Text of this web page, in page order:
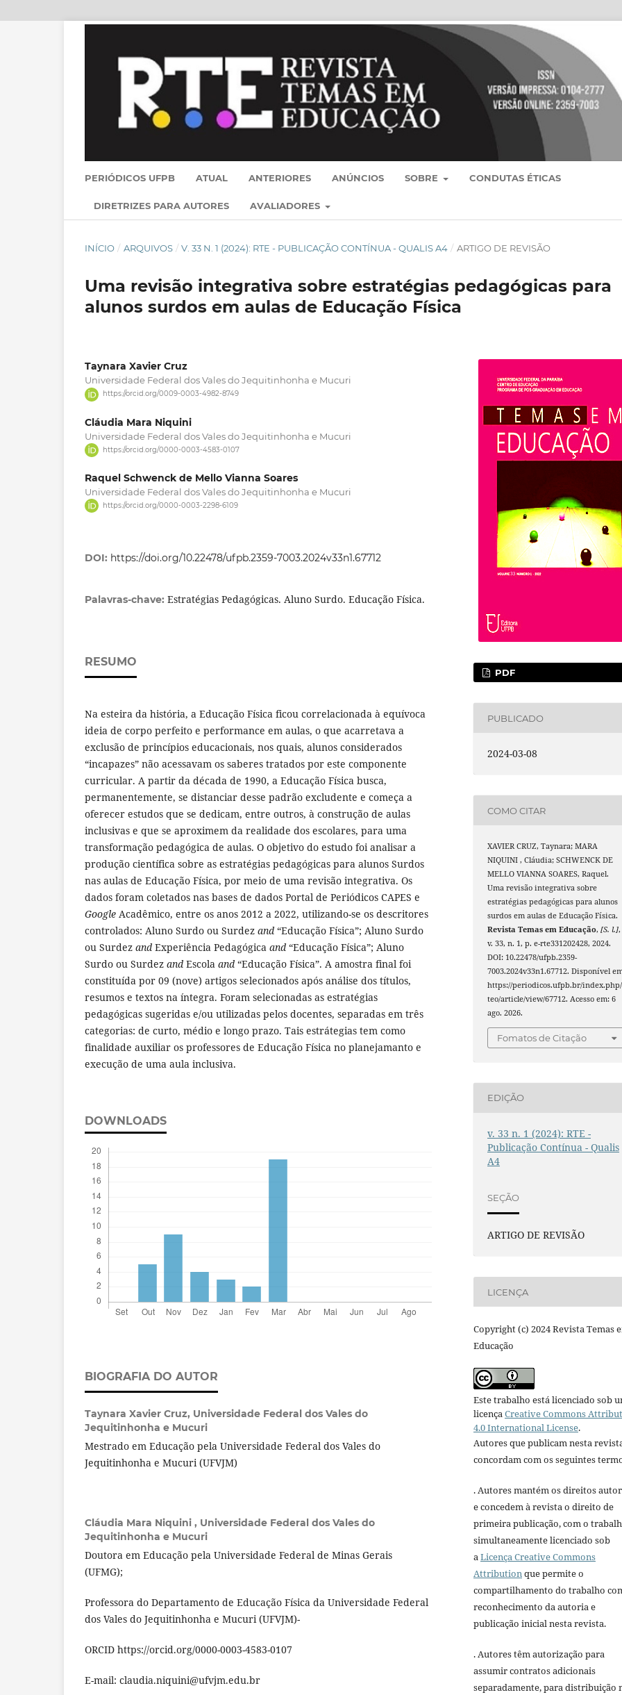
PERIÓDICOS UFPB ATUAL ANTERIORES ANÚNCIOS SOBRE CONDUTAS ÉTICAS
DIRETRIZES PARA AUTORES AVALIADORES
INÍCIO / ARQUIVOS / V. 33 N. 1 (2024): RTE - PUBLICAÇÃO CONTÍNUA - QUALIS A4 / ARTIGO DE REVISÃO
Uma revisão integrativa sobre estratégias pedagógicas para
alunos surdos em aulas de Educação Física
Taynara Xavier Cruz
Universidade Federal dos Vales do Jequitinhonha e Mucuri
https://orcid.org/0009-0003-4982-8749
Cláudia Mara Niquini
Universidade Federal dos Vales do Jequitinhonha e Mucuri
https://orcid.org/0000-0003-4583-0107
Raquel Schwenck de Mello Vianna Soares
Universidade Federal dos Vales do Jequitinhonha e Mucuri
https://orcid.org/0000-0003-2298-6109
DOI: https://doi.org/10.22478/ufpb.2359-7003.2024v33n1.67712
Palavras-chave: Estratégias Pedagógicas. Aluno Surdo. Educação Física.
RESUMO
Na esteira da história, a Educação Física ficou correlacionada à equívoca
ideia de corpo perfeito e performance em aulas, o que acarretava a
exclusão de princípios educacionais, nos quais, alunos considerados
“incapazes” não acessavam os saberes tratados por este componente
curricular. A partir da década de 1990, a Educação Física busca,
permanentemente, se distanciar desse padrão excludente e começa a
oferecer estudos que se dedicam, entre outros, à construção de aulas
inclusivas e que se aproximem da realidade dos escolares, para uma
transformação pedagógica de aulas. O objetivo do estudo foi analisar a
produção científica sobre as estratégias pedagógicas para alunos Surdos
nas aulas de Educação Física, por meio de uma revisão integrativa. Os
dados foram coletados nas bases de dados Portal de Periódicos CAPES e
Google Acadêmico, entre os anos 2012 a 2022, utilizando-se os descritores
controlados: Aluno Surdo ou Surdez and “Educação Física”; Aluno Surdo
ou Surdez and Experiência Pedagógica and “Educação Física”; Aluno
Surdo ou Surdez and Escola and “Educação Física”. A amostra final foi
constituída por 09 (nove) artigos selecionados após análise dos títulos,
resumos e textos na íntegra. Foram selecionadas as estratégias
pedagógicas sugeridas e/ou utilizadas pelos docentes, separadas em três
categorias: de curto, médio e longo prazo. Tais estrátegias tem como
finalidade auxiliar os professores de Educação Física no planejamanto e
execução de uma aula inclusiva.
DOWNLOADS
BIOGRAFIA DO AUTOR
Taynara Xavier Cruz, Universidade Federal dos Vales do
Jequitinhonha e Mucuri
Mestrado em Educação pela Universidade Federal dos Vales do
Jequitinhonha e Mucuri (UFVJM)
Cláudia Mara Niquini , Universidade Federal dos Vales do
Jequitinhonha e Mucuri
Doutora em Educação pela Universidade Federal de Minas Gerais
(UFMG);
Professora do Departamento de Educação Física da Universidade Federal
dos Vales do Jequitinhonha e Mucuri (UFVJM)-
ORCID https://orcid.org/0000-0003-4583-0107
E-mail: claudia.niquini@ufvjm.edu.br
PDF
PUBLICADO
2024-03-08
COMO CITAR
XAVIER CRUZ, Taynara; MARA
NIQUINI , Cláudia; SCHWENCK DE
MELLO VIANNA SOARES, Raquel.
Uma revisão integrativa sobre
estratégias pedagógicas para alunos
surdos em aulas de Educação Física.
Revista Temas em Educação,[S. l.],
v. 33, n. 1, p. e-rte331202428, 2024.
DOI: 10.22478/ufpb.2359-
7003.2024v33n1.67712. Disponível
https://periodicos.ufpb.br/
teo/article/view/67712. Acesso em: 6
ago. 2026.
Fomatos de Citação
EDIÇÃO
v. 33 n. 1 (2024): RTE -
Publicação Contínua - Qualis
A4
SEÇÃO
ARTIGO DE REVISÃO
LICENÇA
Copyright (c) 2024 Revista Temas
Educação
Este trabalho está licenciado sob
licençaCreative Commons
4.0 International License.
Autores que publicam nesta
concordam com os seguintes
. Autores mantém os direitos
e concedem à revista o direito de
primeira publicação, com o
simultaneamente licenciado sob
aLicença Creative Commons
Attributionque permite o
compartilhamento do trabalho
reconhecimento da autoria e
publicação inicial nesta revista.
. Autores têm autorização para
assumir contratos adicionais
separadamente, para distribuição